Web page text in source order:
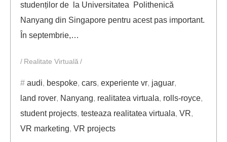
studenților de la Universitatea Polithenică
Nanyang din Singapore pentru acest pas important.
În septembrie,…
Realitate Virtuală
audi, bespoke, cars, experiente vr, jaguar,
land rover, Nanyang, realitatea virtuala, rolls-royce,
student projects, testeaza realitatea virtuala, VR,
VR marketing, VR projects